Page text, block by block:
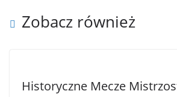
Zobacz również
Historyczne Mecze